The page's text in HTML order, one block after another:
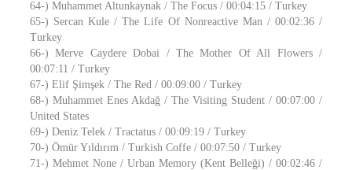
64-) Muhammet Altunkaynak / The Focus / 00:04:15 / Turkey
65-) Sercan Kule / The Life Of Nonreactive Man / 00:02:36 /
Turkey
66-) Merve Caydere Dobai / The Mother Of All Flowers /
00:07:11 / Turkey
67-) Elif Şimşek / The Red / 00:09:00 / Turkey
68-) Muhammet Enes Akdağ / The Visiting Student / 00:07:00 /
United States
69-) Deniz Telek / Tractatus / 00:09:19 / Turkey
70-) Ömür Yıldırım / Turkish Coffe / 00:07:50 / Turkey
71-) Mehmet None / Urban Memory (Kent Belleği) / 00:02:46 /